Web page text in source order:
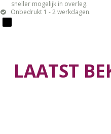
sneller mogelijk in overleg.
Onbedrukt 1 - 2 werkdagen.
LAATST